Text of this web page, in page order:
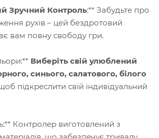
Зручний Контроль:** Забудьте про
рухів – цей бездротовий
вам повну свободу гри.
Виберіть свій улюблений
синього, салатового, білого
підкреслити свій індивідуальний
Контролер виготовлений з